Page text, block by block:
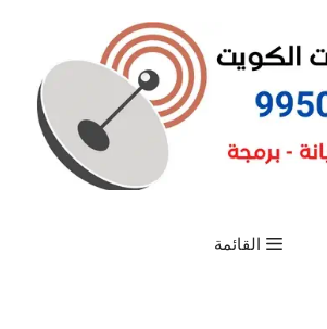
القائمة